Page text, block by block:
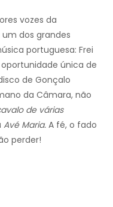
vozes da
dos grandes
portuguesa: Frei
única de
de Gonçalo
da Câmara, não
de várias
Avé Maria. A fé, o fado
perder!